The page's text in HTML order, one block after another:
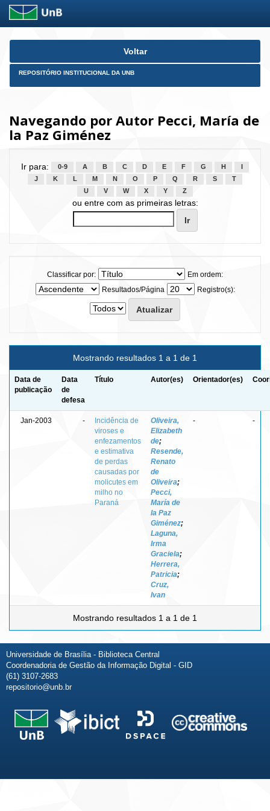
Skip
Voltar
REPOSITÓRIO INSTITUCIONAL DA UNB
Navegando por Autor Pecci, María de
la Paz Giménez
Ir para: 0-9 A B C D E F G H
J
K L M N O P Q R S
T
U
V W X Y Z
ou entre com as primeiras letras:
Classificar por:
Em ordem:
Resultados/Página
Registro(s):
Mostrando resultados 1 a 1 de 1
Data de
publicação
Data
de
defesa
Título Autor(es) Orientador(es)
Jan-2003 -
Incidência de
viroses e
enfezamentos
e estimativa
de perdas
causadas por
molicutes em
milho no
Paraná
Oliveira,
Elizabeth
de;
Resende,
Renato
de
Oliveira;
Pecci,
María de
la Paz
Giménez;
Laguna,
Irma
Graciela;
Herrera,
Patricia;
Cruz,
Ivan
- -
Mostrando resultados 1 a 1 de 1
Universidade de Brasília - Biblioteca Central
Coordenadoria de Gestão da Informação Digital - GID
(61) 3107-2683
repositorio@unb.br